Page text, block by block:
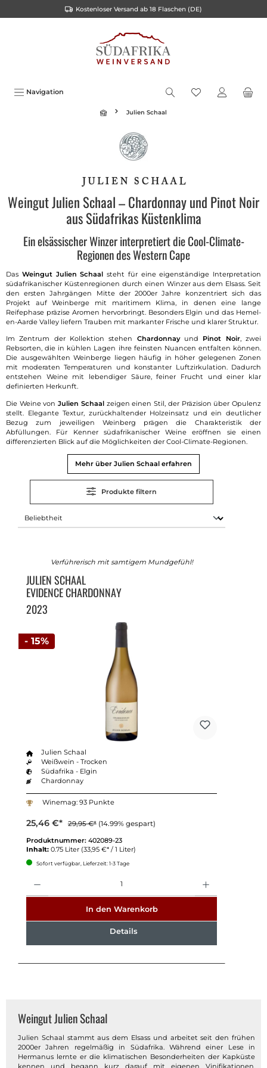
Kostenloser Versand ab 18 Flaschen (DE)
Navigation
Julien Schaal
Weingut Julien Schaal – Chardonnay und Pinot Noir
aus Südafrikas Küstenklima
Ein elsässischer Winzer interpretiert die Cool-Climate-
Regionen des Western Cape
Das Weingut Julien Schaal steht für eine eigenständige Interpretation
südafrikanischer Küstenregionen durch einen Winzer aus dem Elsass. Seit
den ersten Jahrgängen Mitte der 2000er Jahre konzentriert sich das
Projekt auf Weinberge mit maritimem Klima, in denen eine lange
Reifephase präzise Aromen hervorbringt. Besonders Elgin und das Hemel-
en-Aarde Valley liefern Trauben mit markanter Frische und klarer Struktur.
Im Zentrum der Kollektion stehen Chardonnayund Pinot Noir, zwei
Rebsorten, die in kühlen Lagen ihre feinsten Nuancen entfalten können.
Die ausgewählten Weinberge liegen häufig in höher gelegenen Zonen
mit moderaten Temperaturen und konstanter Luftzirkulation. Dadurch
entstehen Weine mit lebendiger Säure, feiner Frucht und einer klar
definierten Herkunft.
Die Weine vonJulien Schaalzeigen einen Stil, der Präzision über Opulenz
stellt. Elegante Textur, zurückhaltender Holzeinsatz und ein deutlicher
Bezug zum jeweiligen Weinberg prägen die Charakteristik der
Abfüllungen. Für Kenner südafrikanischer Weine eröffnen sie einen
differenzierten Blick auf die Möglichkeiten der Cool-Climate-Regionen.
Mehr über Julien Schaal erfahren
Produkte filtern
- 15%
Verführerisch mit samtigem Mundgefühl!
JULIEN SCHAAL
EVIDENCE CHARDONNAY
2023
Julien Schaal
Weißwein - Trocken
Südafrika - Elgin
Chardonnay
Winemag: 93 Punkte
25,46 €* 29,95 €* (14.99% gespart)
Produktnummer: 402089-23
Inhalt: 0.75 Liter (33,95 €* / 1 Liter)
Sofort verfügbar, Lieferzeit: 1-3 Tage
In den Warenkorb
Details
Weingut Julien Schaal
Julien Schaal stammt aus dem Elsass und arbeitet seit den frühen
2000er Jahren regelmäßig in Südafrika. Während einer Lese in
Hermanus lernte er die klimatischen Besonderheiten der Kapküste
kennen und begann kurz darauf mit eigenen Vinifikationen.